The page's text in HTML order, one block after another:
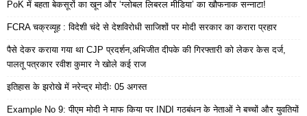
PoK में बहता बेकसूरों का खून और ‘ग्लोबल लिबरल मीडिया’ का खौफनाक सन्नाटा!
FCRA चक्रव्यूह : विदेशी चंदे से देशविरोधी साजिशों पर मोदी सरकार का करारा प्रहार
पैसे देकर कराया गया था CJP प्रदर्शन,अभिजीत दीपके की गिरफ्तारी को लेकर केस दर्ज,
पालतू पत्रकार रवीश कुमार ने खोले कई राज
इतिहास के झरोखे में नरेन्द्र मोदीः 05 अगस्त
Example No 9: पीएम मोदी ने माफ किया पर INDI गठबंधन के नेताओं ने बच्चों और युवतियों